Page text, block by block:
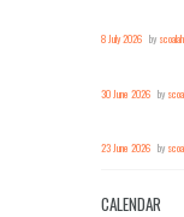
8 July 2026 by
30 June 2026 by
23 June 2026 by
CALENDAR